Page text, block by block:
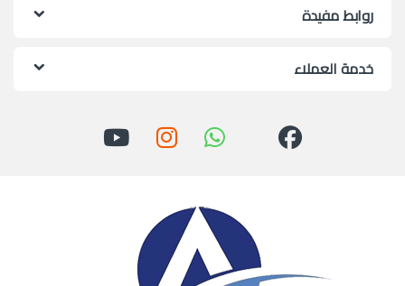
روابط مفيدة
خدمة العملاء